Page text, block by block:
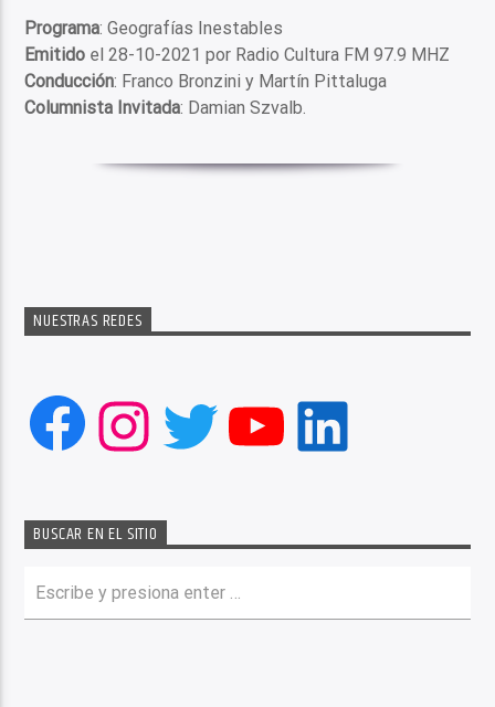
Programa: Geografías Inestables
Emitido el 28-10-2021 por Radio Cultura FM 97.9 MHZ
Conducción: Franco Bronzini y Martín Pittaluga
Columnista Invitada: Damian Szvalb.
NUESTRAS REDES
Facebook
Instagram
Twitter
YouTube
LinkedIn
BUSCAR EN EL SITIO